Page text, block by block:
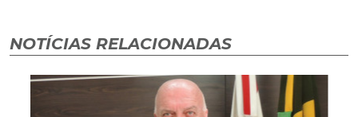
NOTÍCIAS RELACIONADAS